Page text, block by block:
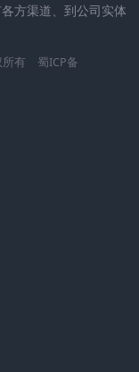
方渠道、到公司实体
所有
蜀ICP备